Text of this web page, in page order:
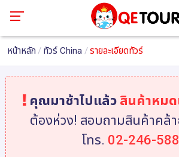
หน้าหลัก ทัวร์ China รายละเอียดทัวร์
คุณมาช้าไปแล้ว สินค้าหมด
ต้องห่วง! สอบถามสินค้าคล้
โทร. 02-246-